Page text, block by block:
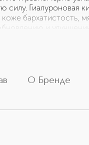
силу. Гиалуроновая
бархатистость,
и
О Бренде